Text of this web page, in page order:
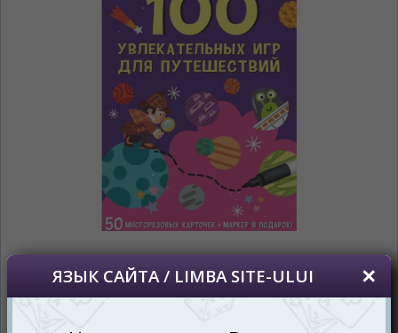
Беспокоим Вас только один раз, далее
сохраним Ваш выбор языка.
Vă vom deranja doar o singură dată, apoi vă
vom salva alegerea limbii.
Если вы хотите переключить язык
сайта, то это можно всегда сделать в
правом верхнем углу страницы.
Dacă doriți să schimbați limba site-ului, puteți
oricând să faceți asta în colțul din dreapta sus
al paginii.
RU